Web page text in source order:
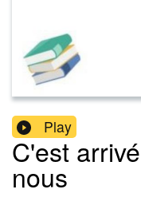
Play
C'est
nous